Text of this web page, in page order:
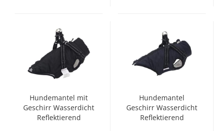
Hundemantel mit
Geschirr Wasserdicht
Reflektierend
Hundemantel
Geschirr Wasserdicht
Reflektierend